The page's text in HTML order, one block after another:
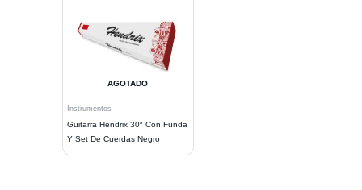
AGOTADO
Instrumentos
Guitarra Hendrix 30″ Con Funda
Y Set De Cuerdas Negro